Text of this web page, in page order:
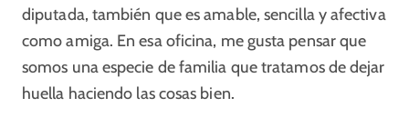
diputada, también que es amable, sencilla y afectiva
como amiga. En esa oficina, me gusta pensar que
somos una especie de familia que tratamos de dejar
huella haciendo las cosas bien.